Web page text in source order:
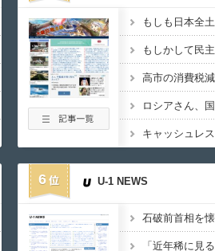
もしも日本全
もしかして民
高市の消費税
ロシアさん、
6 U-1 NEWS